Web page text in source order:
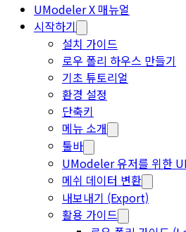
UModeler X 매뉴얼
시작하기
설치 가이드
로우 폴리 하우스 만들기
기초 튜토리얼
환경 설정
단축키
메뉴 소개
툴바
UModeler 유저를 위한
메쉬 데이터 변환
내보내기 (Export)
활용 가이드